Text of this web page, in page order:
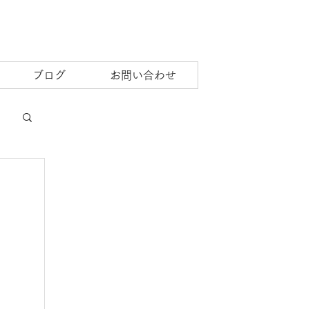
ブログ お問い合わせ